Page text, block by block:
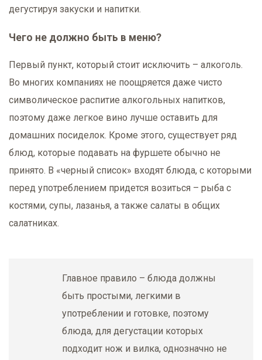
дегустируя закуски и напитки.
Чего не должно быть в меню?
Первый пункт, который стоит исключить – алкоголь.
Во многих компаниях не поощряется даже чисто
символическое распитие алкогольных напитков,
поэтому даже легкое вино лучше оставить для
домашних посиделок. Кроме этого, существует ряд
блюд, которые подавать на фуршете обычно не
принято. В «черный список» входят блюда, с которыми
перед употреблением придется возиться – рыба с
костями, супы, лазанья, а также салаты в общих
салатниках.
Главное правило – блюда должны
быть простыми, легкими в
употреблении и готовке, поэтому
блюда, для дегустации которых
подходит нож и вилка, однозначно не